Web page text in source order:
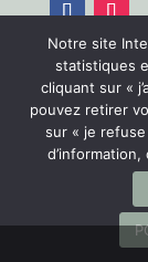
Chère
Retrouvez-
ARTEO
Notre site
statistiques
cliquant sur «
pouvez retirer
sur « je